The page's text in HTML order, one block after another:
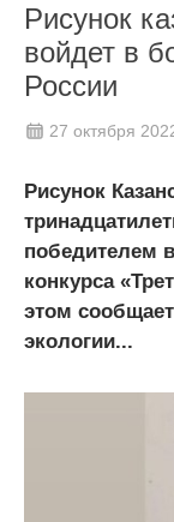
Рисунок
войдет в
России
27 октября
Рисунок
победителем
конкурса
этом
экологии...